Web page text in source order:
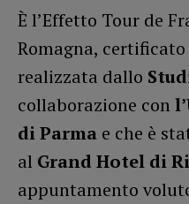
È l’Effetto Tour de
Romagna,
realizzata dallo
collaborazione con
di Parma e che è
al Grand Hotel di
appuntamento